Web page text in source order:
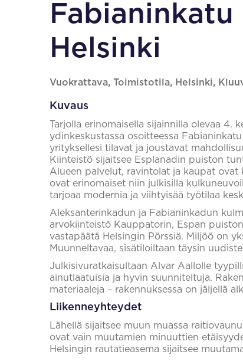
Fabianinkatu
Helsinki
Vuokrattava, Toimistotila, Helsinki,
Kuvaus
Tarjolla erinomaisella sijainnilla olevaa 4.
ydinkeskustassa osoitteessa
yrityksellesi tilavat ja joustavat
Kiinteistö sijaitsee Esplanadin puiston
Alueen palvelut, ravintolat ja kaupat ovat
ovat erinomaiset niin julkisilla
tarjoaa modernia ja viihtyisää työtilaa
Aleksanterinkadun ja Fabianinkadun
arvokiinteistö Kauppatorin, Espan
vastapäätä Helsingin Pörssiä. Miljöö on
Muunneltavaa, sisätiloiltaan täysin
Julkisivuratkaisultaan Alvar Aallolle
ainutlaatuisia ja hyvin suunniteltuja.
materiaaleja – rakennuksessa on jäljellä
Liikenneyhteydet
Lähellä sijaitsee muun muassa
ovat vain muutamien minuuttien
Helsingin rautatieasema sijaitsee